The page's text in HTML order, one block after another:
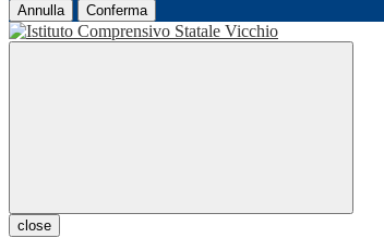
Annulla Conferma
close